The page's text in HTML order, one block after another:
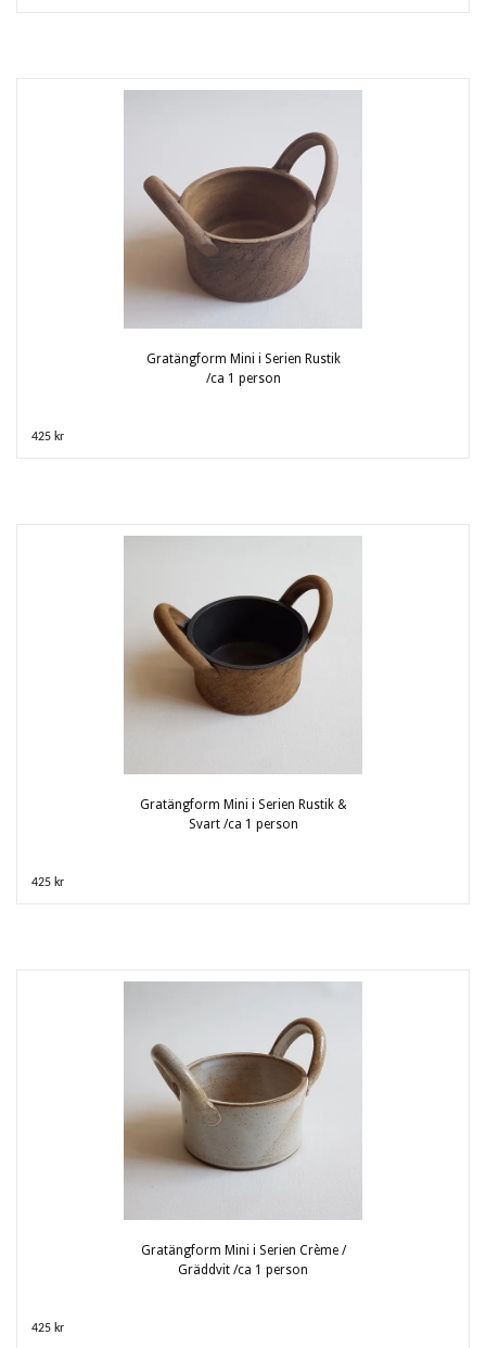
Gratängform Mini i Serien Rustik
/ca 1 person
425 kr
Gratängform Mini i Serien Rustik &
Svart /ca 1 person
425 kr
Gratängform Mini i Serien Crème /
Gräddvit /ca 1 person
425 kr